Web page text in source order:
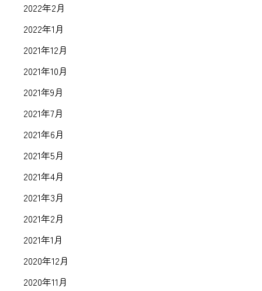
2022年2月
2022年1月
2021年12月
2021年10月
2021年9月
2021年7月
2021年6月
2021年5月
2021年4月
2021年3月
2021年2月
2021年1月
2020年12月
2020年11月